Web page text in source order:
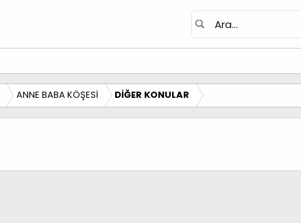
ANNE BABA KÖŞESİ DİĞER KONULAR